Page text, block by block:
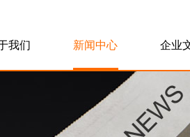
我们 新闻中心 企业